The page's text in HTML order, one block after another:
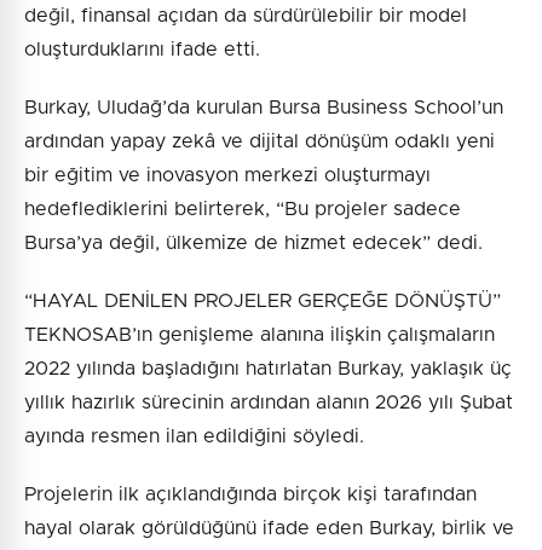
değil, finansal açıdan da sürdürülebilir bir model
oluşturduklarını ifade etti.
Burkay, Uludağ’da kurulan Bursa Business School’un
ardından yapay zekâ ve dijital dönüşüm odaklı yeni
bir eğitim ve inovasyon merkezi oluşturmayı
hedeflediklerini belirterek, “Bu projeler sadece
Bursa’ya değil, ülkemize de hizmet edecek” dedi.
“HAYAL DENİLEN PROJELER GERÇEĞE DÖNÜŞTÜ”
TEKNOSAB’ın genişleme alanına ilişkin çalışmaların
2022 yılında başladığını hatırlatan Burkay, yaklaşık üç
yıllık hazırlık sürecinin ardından alanın 2026 yılı Şubat
ayında resmen ilan edildiğini söyledi.
Projelerin ilk açıklandığında birçok kişi tarafından
hayal olarak görüldüğünü ifade eden Burkay, birlik ve